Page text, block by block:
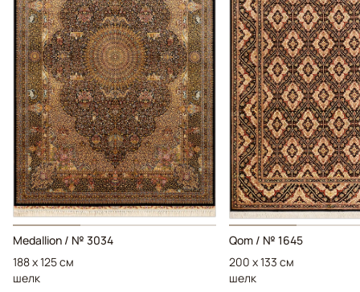
Medallion / № 3034
188 x 125 см
шелк
Qom / № 1645
200 x 133 см
шелк